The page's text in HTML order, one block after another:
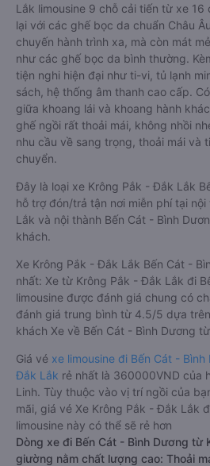
Lắk limousine 9 chỗ cải tiến từ xe
lại với các ghế bọc da chuẩn Châu
chuyến hành trình xa, mà còn mát
như các ghế bọc da bình thường.
tiện nghi hiện đại như ti-vi, tủ lạnh
sách, hệ thống âm thanh cao cấp.
giữa khoang lái và khoang hành
ghế ngồi rất thoải mái, không nhồi
nhu cầu về sang trọng, thoải mái và
chuyển.
Đây là loại xe Krông Pắk - Đắk Lắk
hỗ trợ đón/trả tận nơi miễn phí tại
Lắk và nội thành Bến Cát - Bình
khách.
Xe Krông Pắk - Đắk Lắk Bến Cát -
nhất: Xe từ Krông Pắk - Đắk Lắk đi
limousine được đánh giá chung có
đánh giá trung bình từ 4.5/5 dựa
khách Xe về Bến Cát - Bình Dương
Giá vé xe limousine đi Bến Cát -
Đắk Lắk rẻ nhất là 360000VND của
Linh. Tùy thuộc vào vị trí ngồi của
mãi, giá vé Xe Krông Pắk - Đắk Lắk
limousine này có thể sẽ rẻ hơn
Dòng xe đi Bến Cát - Bình Dương từ
giường nằm chất lượng cao: Thoải